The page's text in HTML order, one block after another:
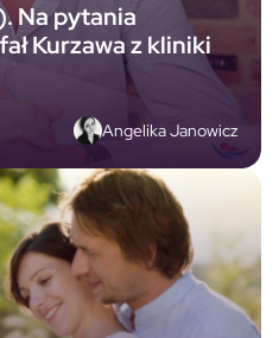
Na pytania
Kurzawa z kliniki
Angelika Janowicz